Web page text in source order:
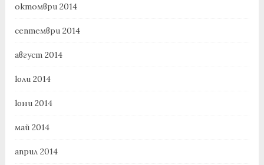
октомври 2014
септември 2014
август 2014
юли 2014
юни 2014
май 2014
април 2014